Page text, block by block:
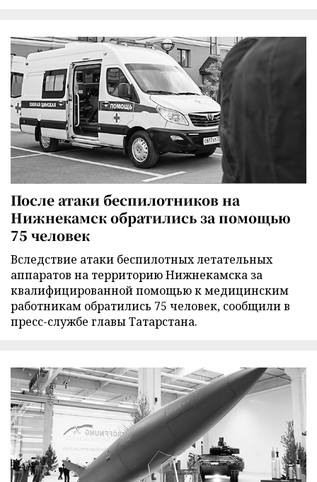
После атаки беспилотников на
Нижнекамск обратились за помощью
75 человек
Вследствие атаки беспилотных летательных
аппаратов на территорию Нижнекамска за
квалифицированной помощью к медицинским
работникам обратились 75 человек, сообщили в
пресс-службе главы Татарстана.